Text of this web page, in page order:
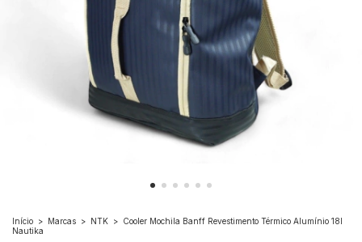
Início > Marcas > NTK > Cooler Mochila Banff Revestimento Térmico Alumínio 18l
Nautika